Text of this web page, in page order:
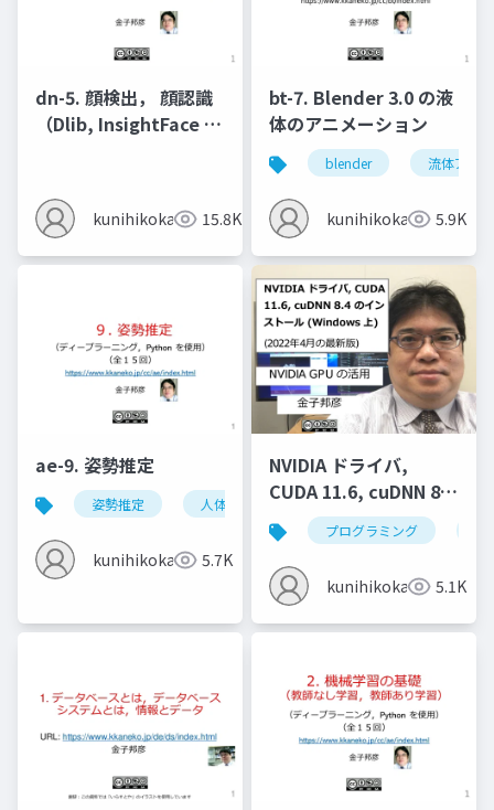
dn-5. 顔検出， 顔認識
（Dlib, InsightFace を
kunihikokaneko15.8K
bt-7. Blender 3.0 の液
体のアニメーション
blender 流体アニ
kunihikokaneko5.9K
ae-9. 姿勢推定
姿勢推定 人体の姿勢推定 頭部の姿勢推定
kunihikokaneko5.7K
NVIDIA ドライバ,
CUDA 11.6, cuDNN 8.4
のインストール
(Windows 上) (2022年
4月の最新版)
プログラミング
kunihikokaneko5.1K